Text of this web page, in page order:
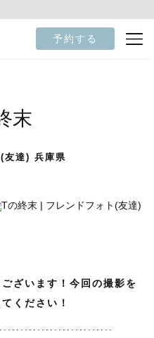
予約する
末
友達) 兵庫県
ざいます！今回の撮影を
ください！